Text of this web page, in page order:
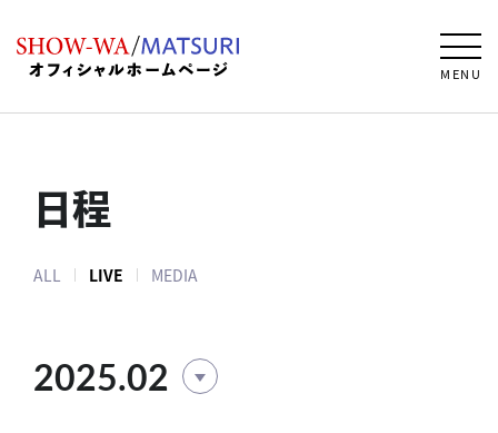
MENU
日程
ALL LIVE MEDIA
2025.02